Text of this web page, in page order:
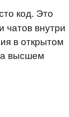
код. Это
чатов внутри
в открытом
высшем